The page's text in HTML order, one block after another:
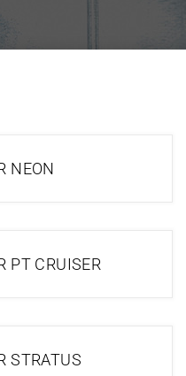
NEON
PT CRUISER
STRATUS